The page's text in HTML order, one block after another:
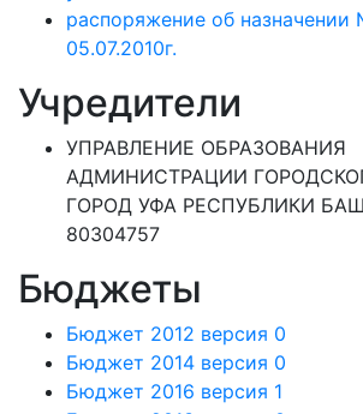
распоряжение об назначении
05.07.2010г.
Учредители
УПРАВЛЕНИЕ ОБРАЗОВАНИЯ
АДМИНИСТРАЦИИ
ГОРОД УФА РЕСПУБЛИКИ
80304757
Бюджеты
Бюджет 2012 версия 0
Бюджет 2014 версия 0
Бюджет 2016 версия 1